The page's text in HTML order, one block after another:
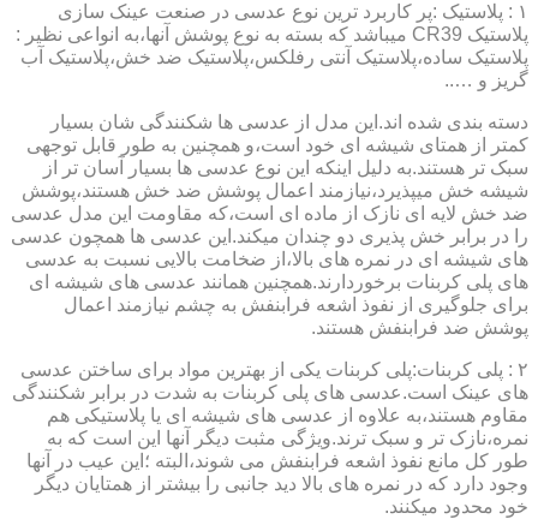
۱ : پلاستیک :پر کاربرد ترین نوع عدسی در صنعت عینک سازی
پلاستیک CR39 میباشد که بسته به نوع پوشش آنها،به انواعی نظیر :
پلاستیک ساده،پلاستیک آنتی رفلکس،پلاستیک ضد خش،پلاستیک آب
گریز و …..
دسته بندی شده اند.این مدل از عدسی ها شکنندگی شان بسیار
کمتر از همتای شیشه ای خود است،و همچنین به طور قابل توجهی
سبک تر هستند.به دلیل اینکه این نوع عدسی ها بسیار آسان تر از
شیشه خش میپذیرد،نیازمند اعمال پوشش ضد خش هستند،پوشش
ضد خش لایه ای نازک از ماده ای است،که مقاومت این مدل عدسی
را در برابر خش پذیری دو چندان میکند.این عدسی ها همچون عدسی
های شیشه ای در نمره های بالا،از ضخامت بالایی نسبت به عدسی
های پلی کربنات برخوردارند.همچنین همانند عدسی های شیشه ای
برای جلوگیری از نفوذ اشعه فرابنفش به چشم نیازمند اعمال
پوشش ضد فرابنفش هستند.
۲ : پلی کربنات:پلی کربنات یکی از بهترین مواد برای ساختن عدسی
های عینک است.عدسی های پلی کربنات به شدت در برابر شکنندگی
مقاوم هستند،به علاوه از عدسی های شیشه ای یا پلاستیکی هم
نمره،نازک تر و سبک ترند.ویژگی مثبت دیگر آنها این است که به
طور کل مانع نفوذ اشعه فرابنفش می شوند،البته ؛این عیب در آنها
وجود دارد که در نمره های بالا دید جانبی را بیشتر از همتایان دیگر
خود محدود میکنند.